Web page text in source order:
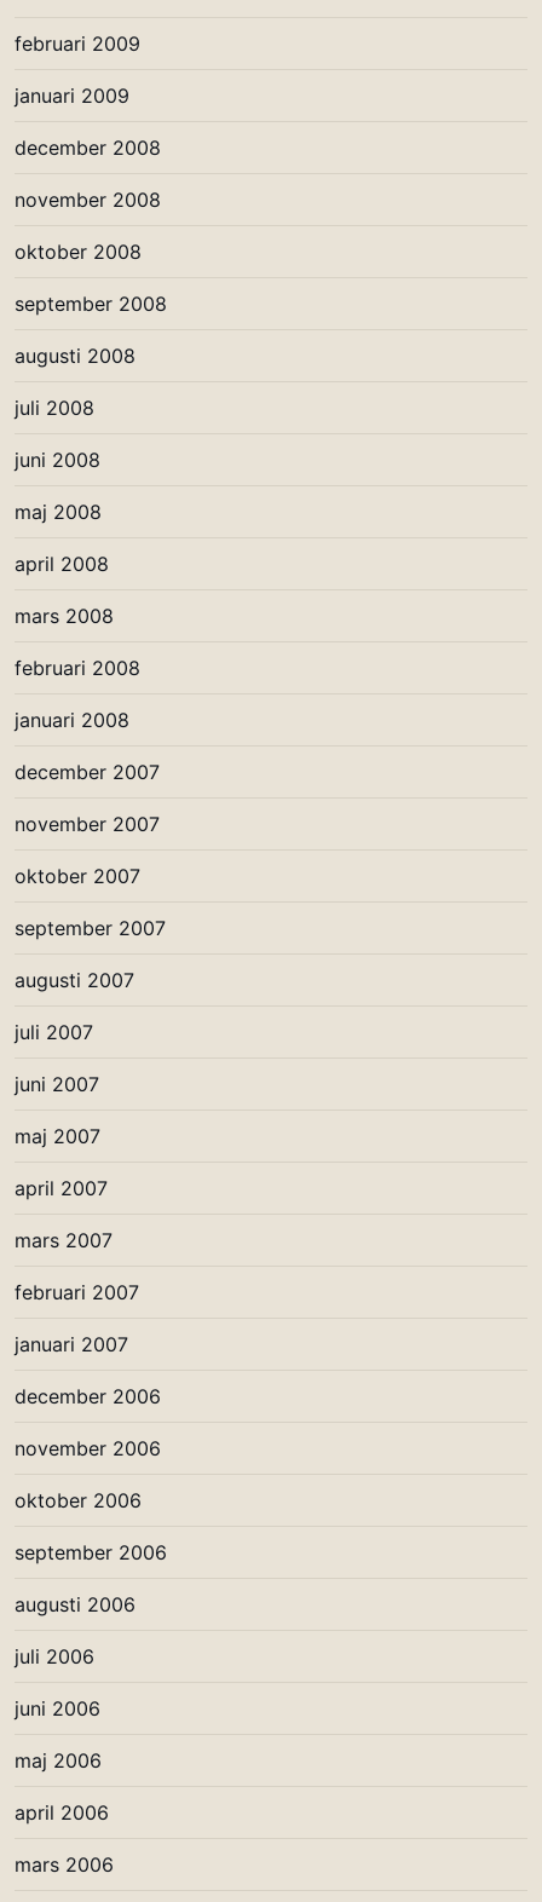
februari 2009
januari 2009
december 2008
november 2008
oktober 2008
september 2008
augusti 2008
juli 2008
juni 2008
maj 2008
april 2008
mars 2008
februari 2008
januari 2008
december 2007
november 2007
oktober 2007
september 2007
augusti 2007
juli 2007
juni 2007
maj 2007
april 2007
mars 2007
februari 2007
januari 2007
december 2006
november 2006
oktober 2006
september 2006
augusti 2006
juli 2006
juni 2006
maj 2006
april 2006
mars 2006